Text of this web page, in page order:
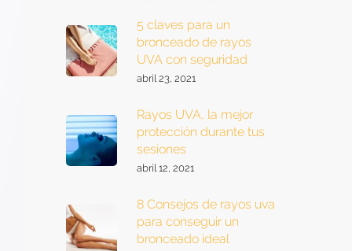
5 claves para un
bronceado de rayos
UVA con seguridad
abril 23, 2021
Rayos UVA, la mejor
protección durante tus
sesiones
abril 12, 2021
8 Consejos de rayos uva
para conseguir un
bronceado ideal